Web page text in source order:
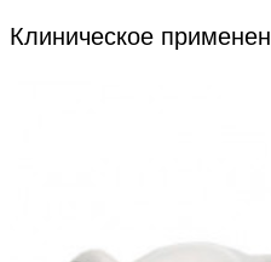
Клиническое